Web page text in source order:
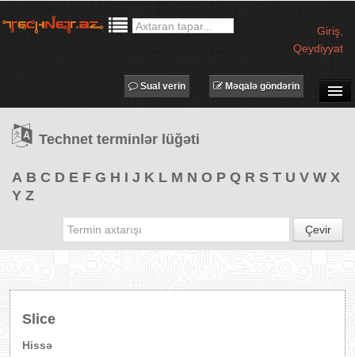
Giriş
Qeydiyyat
TƏDBİRLƏR
PROQRAMLAR
Məqalə göndərin
Sual verin
Technet terminlər lüğəti
A B C D E F G H I J K L M N O P Q R S T U V W X
Y Z
Çevir
Slice
Hissə